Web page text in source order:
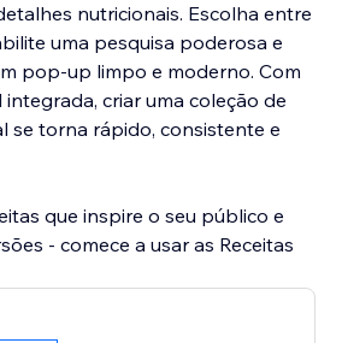
nutricionais. Escolha entre
uma pesquisa poderosa e
pop-up limpo e moderno. Com
criar uma coleção de
se torna rápido, consistente e
que inspire o seu público e
- comece a usar as Receitas